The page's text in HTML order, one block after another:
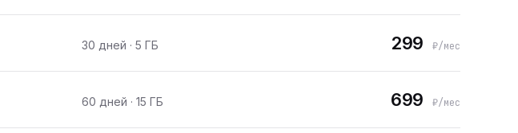
30 дней · 5 ГБ 299 ₽/мес
60 дней · 15 ГБ 699 ₽/мес